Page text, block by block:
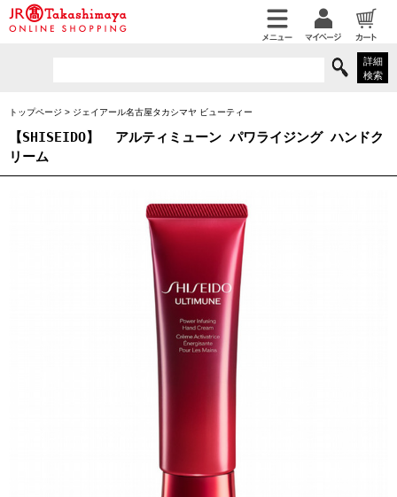
詳細
検索
トップページ > ジェイアール名古屋タカシマヤ ビューティー
【SHISEIDO】 アルティミューン パワライジング ハンドク
リーム